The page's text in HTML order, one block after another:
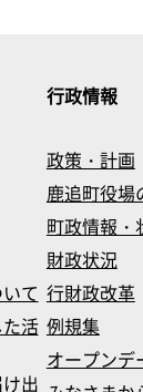
て
活
出
行政情報
政策・計画
鹿追町役場
町政情報・
財政状況
行財政改革
例規集
オープンデ